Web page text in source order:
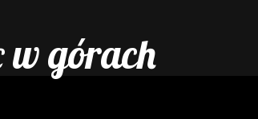
w górach